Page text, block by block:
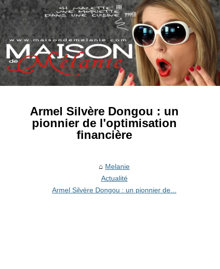
Armel Silvère Dongou : un
pionnier de l'optimisation
financière
Melanie
Actualité
Armel Silvère Dongou : un pionnier de...